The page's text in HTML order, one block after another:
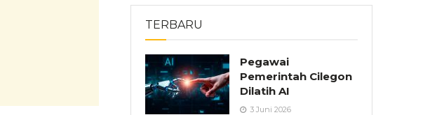
TERBARU
Pegawai
Pemerintah Cilegon
Dilatih AI
3 Juni 2026